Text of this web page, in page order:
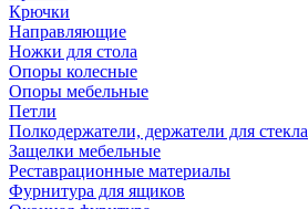
Крючки
Направляющие
Ножки для стола
Опоры колесные
Опоры мебельные
Петли
Полкодержатели, держатели для стекла
Защелки мебельные
Реставрационные материалы
Фурнитура для ящиков